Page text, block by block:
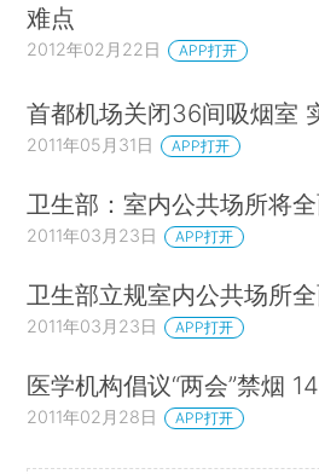
难点
2012年02月22日 APP打开
首都机场关闭36间吸烟室
2011年05月31日 APP打开
卫生部：室内公共场所将
2011年03月23日 APP打开
卫生部立规室内公共场所
2011年03月23日 APP打开
医学机构倡议“两会”禁烟
2011年02月28日 APP打开